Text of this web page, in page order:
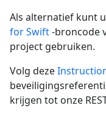
Als alternatief kunt
for Swift-broncode
project gebruiken.
Volg deze
krijgen tot onze